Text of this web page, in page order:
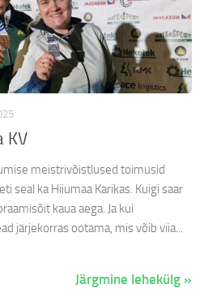
KV
meistrivõistlused toimusid
seal ka Hiiumaa Karikas. Kuigi saar
kaua aega. Ja kui
järjekorras ootama, mis võib viia...
Järgmine lehekülg »